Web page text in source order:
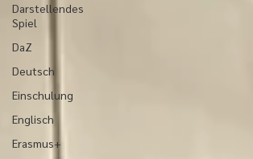
Darstellendes
Spiel
DaZ
Deutsch
Einschulung
Englisch
Erasmus+